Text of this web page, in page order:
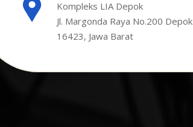
Kompleks LIA Depok
Jl. Margonda Raya No.200 Depok
16423, Jawa Barat